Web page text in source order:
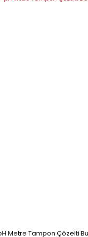
Metre Tampon Çözelti